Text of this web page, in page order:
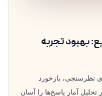
بهبود تجربه
نظرسنجی، بازخورد
آمار پاسخ‌ها را آسان